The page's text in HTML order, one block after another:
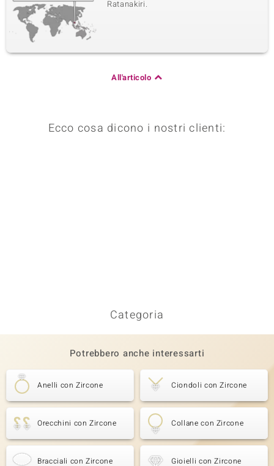
Ratanakiri.
All'articolo
Ecco cosa dicono i nostri clienti:
Categoria
Potrebbero anche interessarti
Anelli con Zircone Ciondoli con Zircone
Orecchini con Zircone Collane con Zircone
Bracciali con Zircone Gioielli con Zircone